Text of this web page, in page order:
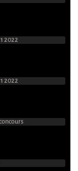
2022
2022